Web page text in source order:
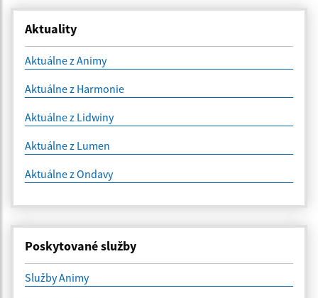
Aktuality
Aktuálne z Animy
Aktuálne z Harmonie
Aktuálne z Lidwiny
Aktuálne z Lumen
Aktuálne z Ondavy
Poskytované služby
Služby Animy